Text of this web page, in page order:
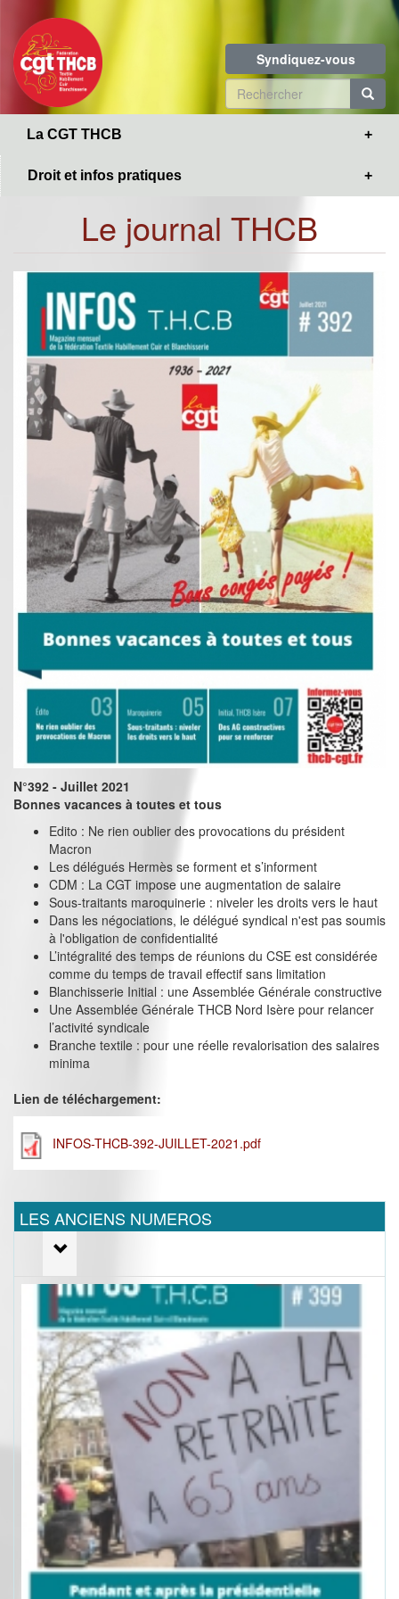
contenu
principal
Syndiquez-vous
Formulaire
de
La CGT THCB
Droit et infos pratiques
Le journal THCB
N°392 - Juillet 2021
Bonnes vacances à toutes et tous
Edito : Ne rien oublier des provocations du président
Macron
Les délégués Hermès se forment et s’informent
CDM : La CGT impose une augmentation de salaire
Sous-traitants maroquinerie : niveler les droits vers le haut
Dans les négociations, le délégué syndical n'est pas soumis
à l'obligation de confidentialité
L’intégralité des temps de réunions du CSE est considérée
comme du temps de travail effectif sans limitation
Blanchisserie Initial : une Assemblée Générale constructive
Une Assemblée Générale THCB Nord Isère pour relancer
l’activité syndicale
Branche textile : pour une réelle revalorisation des salaires
minima
Lien de téléchargement:
INFOS-THCB-392-JUILLET-2021.pdf
LES ANCIENS NUMEROS